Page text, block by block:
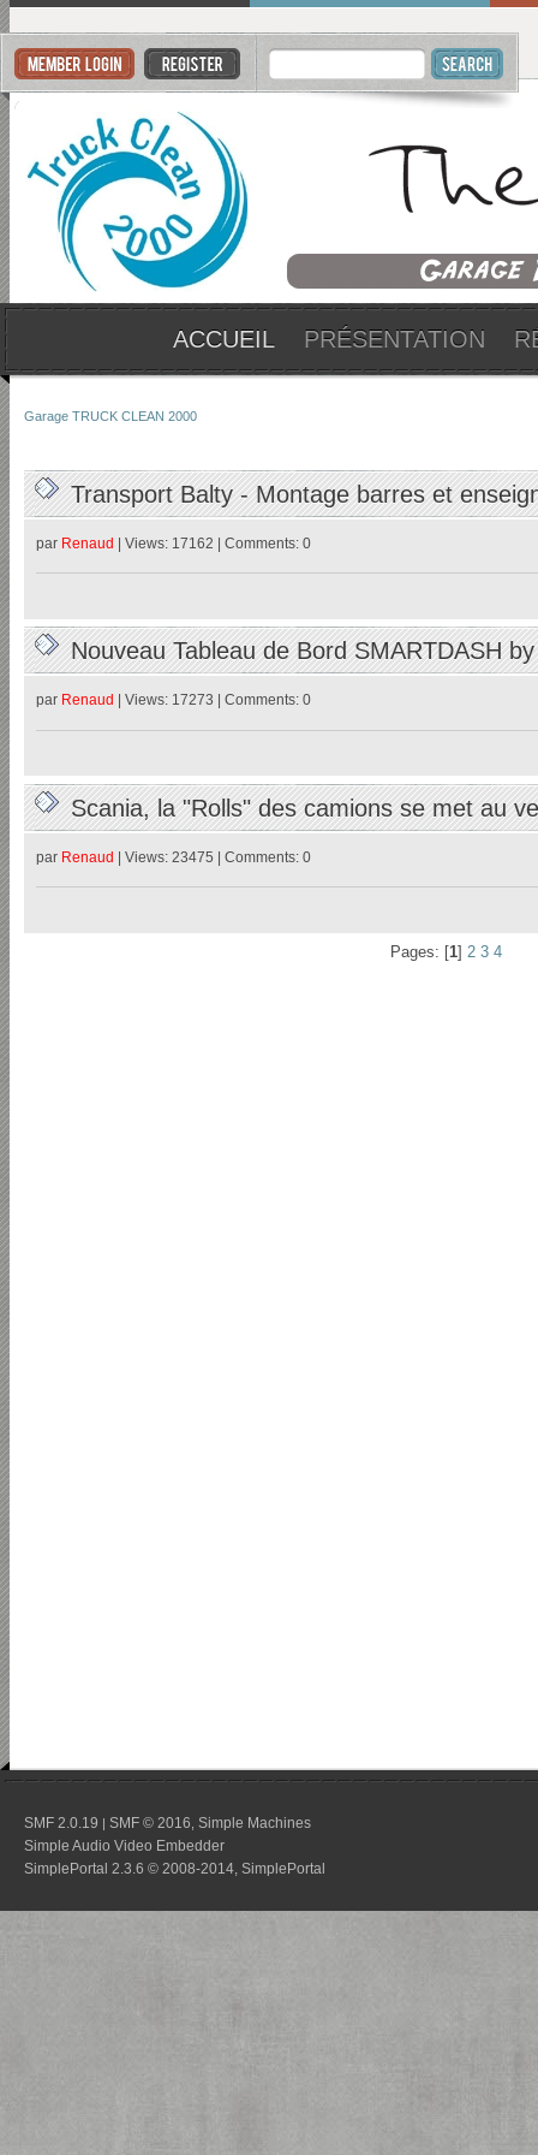
ACCUEIL PRÉSENTATION
Garage TRUCK CLEAN 2000
Transport Balty - Montage barres et
par Renaud | Views: 17162 | Comments: 0
Nouveau Tableau de Bord SMARTDASH
par Renaud | Views: 17273 | Comments: 0
Scania, la "Rolls" des camions se met au
26/02/2023
par Renaud | Views: 23475 | Comments: 0
Pages: [1] 2 3 4
SMF 2.0.19 | SMF © 2016 Simple Machines
Simple Audio Video Embedder
SimplePortal 2.3.6 © 2008-2014, SimplePortal